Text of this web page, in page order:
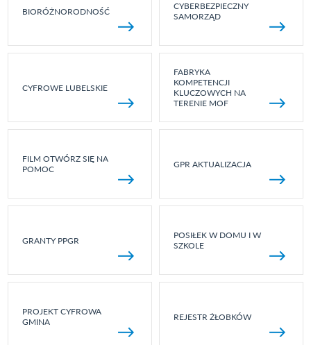
BIORÓŻNORODNOŚĆ
CYBERBEZPIECZNY
SAMORZĄD
CYFROWE LUBELSKIE
FABRYKA
KOMPETENCJI
KLUCZOWYCH NA
TERENIE MOF
FILM OTWÓRZ SIĘ NA
POMOC
GPR AKTUALIZACJA
GRANTY PPGR
POSIŁEK W DOMU I W
SZKOLE
PROJEKT CYFROWA
GMINA
REJESTR ŻŁOBKÓW